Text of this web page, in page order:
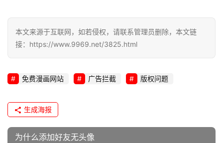
维
网
全
l
i
n
本文来源于互联网，如若侵权，请联系管理员删除，本文链
接：https://www.9969.net/3825.html
免费漫画网站 广告拦截 版权问题
生成海报
为什么添加好友无头像